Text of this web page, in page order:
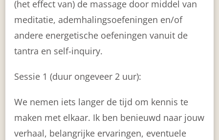
(het effect van) de massage door middel van
meditatie, ademhalingsoefeningen en/of
andere energetische oefeningen vanuit de
tantra en self-inquiry.
Sessie 1 (duur ongeveer 2 uur):
We nemen iets langer de tijd om kennis te
maken met elkaar. Ik ben benieuwd naar jouw
verhaal, belangrijke ervaringen, eventuele